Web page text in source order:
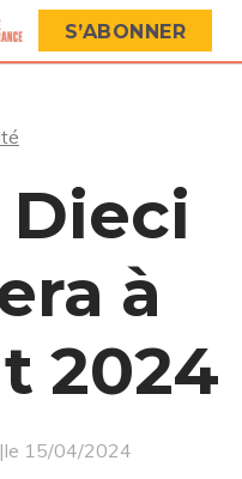
S’ABONNER
Dieci
à
2024
|le 15/04/2024